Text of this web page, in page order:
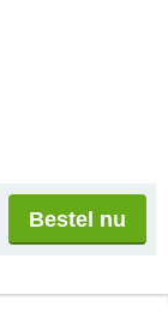
Bestel nu